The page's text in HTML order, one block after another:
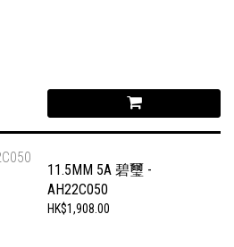
11.5MM 5A 碧璽 -
AH22C050
HK$1,908.00